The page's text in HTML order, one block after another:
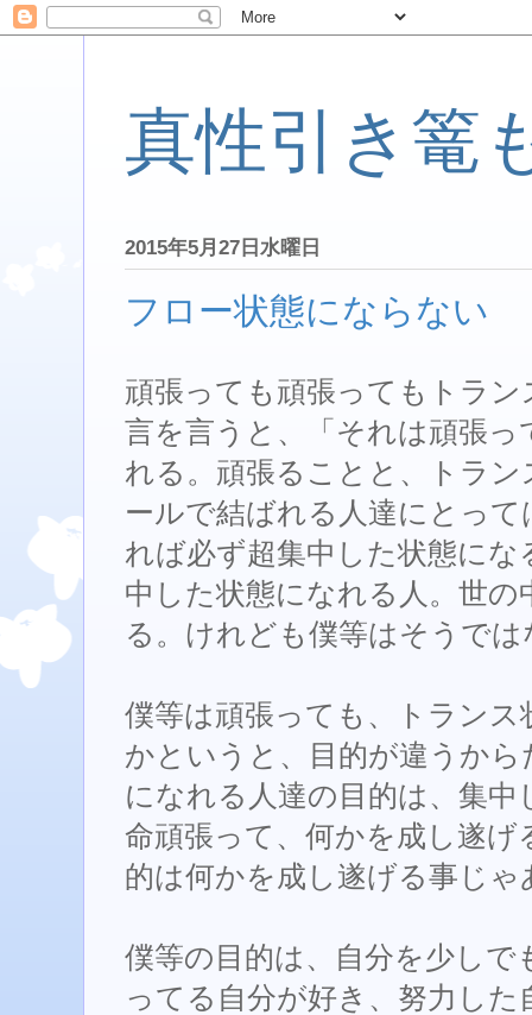
真性引き篭
2015年5月27日水曜日
フロー状態にならない
頑張っても頑張ってもトラ
言を言うと、「それは頑張
れる。頑張ることと、トラ
ールで結ばれる人達にとっ
れば必ず超集中した状態にな
中した状態になれる人。世
る。けれども僕等はそうでは
僕等は頑張っても、トラン
かというと、目的が違うか
になれる人達の目的は、集中
命頑張って、何かを成し遂げ
的は何かを成し遂げる事じゃ
僕等の目的は、自分を少しで
ってる自分が好き、努力し